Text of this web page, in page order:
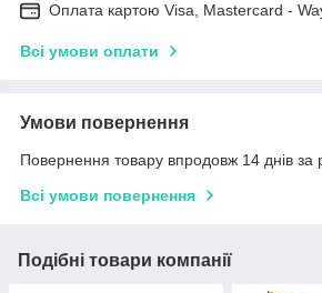
Оплата картою Visa, Mastercard -
Всі умови оплати
Умови повернення
Повернення товару впродовж 14 днів за
Всі умови повернення
Подібні товари компанії